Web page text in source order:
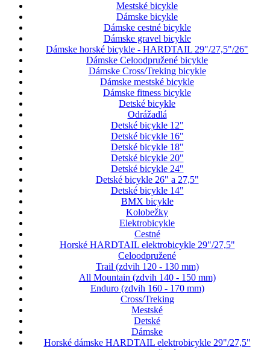
Mestské bicykle
Dámske bicykle
Dámske cestné bicykle
Dámske gravel bicykle
Dámske horské bicykle - HARDTAIL 29"/27,5"/26"
Dámske Celoodpružené bicykle
Dámske Cross/Treking bicykle
Dámske mestské bicykle
Dámske fitness bicykle
Detské bicykle
Odrážadlá
Detské bicykle 12"
Detské bicykle 16"
Detské bicykle 18"
Detské bicykle 20"
Detské bicykle 24"
Detské bicykle 26" a 27,5"
Detské bicykle 14"
BMX bicykle
Kolobežky
Elektrobicykle
Cestné
Horské HARDTAIL elektrobicykle 29"/27,5"
Celoodpružené
Trail (zdvih 120 - 130 mm)
All Mountain (zdvih 140 - 150 mm)
Enduro (zdvih 160 - 170 mm)
Cross/Treking
Mestské
Detské
Dámske
Horské dámske HARDTAIL elektrobicykle 29"/27,5"